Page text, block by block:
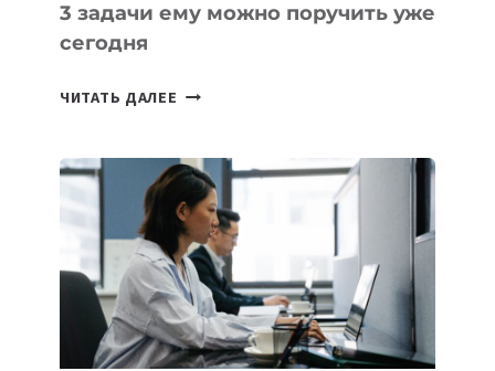
3 задачи ему можно поручить уже
сегодня
ЧИТАТЬ ДАЛЕЕ ИИ-
БИЗНЕСА:
КАКИЕ
3
ЗАДАЧИ
ЕМУ
МОЖНО
ПОРУЧИТЬ
УЖЕ